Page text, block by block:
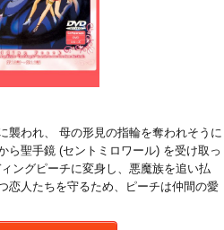
襲われ、 母の形見の指輪を奪われそうに
ら聖手鏡 (セントミロワール) を受け取っ
ングピーチに変身し、悪魔族を追い払
恋人たちを守るため、ピーチは仲間の愛